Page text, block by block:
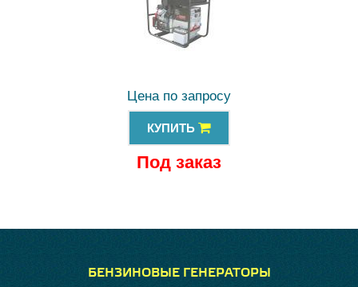
Цена по запросу
КУПИТЬ
Под заказ
БЕНЗИНОВЫЕ ГЕНЕРАТОРЫ